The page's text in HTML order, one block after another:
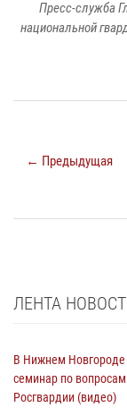
Пресс-служба
национальной
← Предыдущая
ЛЕНТА
В Нижнем Новгороде
семинар по
Росгвардии (видео)